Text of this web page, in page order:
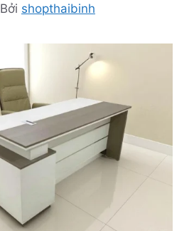
Bởi shopthaibinh